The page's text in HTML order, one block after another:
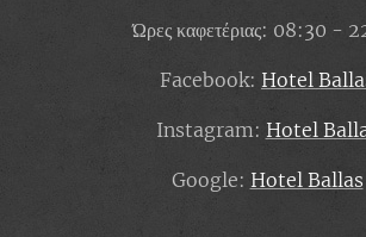
Ώρες καφετέριας: 08:30 -
Facebook: Hotel
Instagram: Hotel
Google: Hotel Ballas